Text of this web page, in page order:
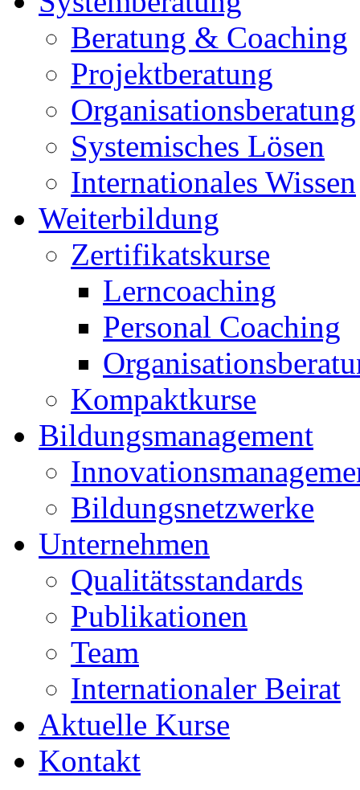
Beratung & Coaching
Projektberatung
Organisationsberatung
Systemisches Lösen
Internationales Wissen
Weiterbildung
Zertifikatskurse
Lerncoaching
Personal Coaching
Kompaktkurse
Bildungsmanagement
Bildungsnetzwerke
Unternehmen
Qualitätsstandards
Publikationen
Team
Internationaler Beirat
Aktuelle Kurse
Kontakt